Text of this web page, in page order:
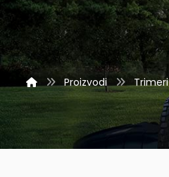
Proizvodi Trimeri